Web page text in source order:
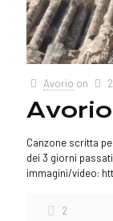
Avorio on
Canzone scritta
dei 3 giorni
immagini/video:
2